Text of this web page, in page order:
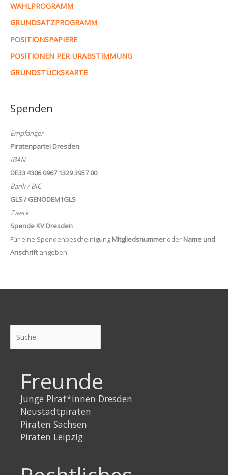
WAHLPROGRAMM
GRUNDSATZPROGRAMM
POSITIONSPAPIERE
POSITIONEN PER URABSTIMMUNG
GRUNDSTÜCKSKARTE
Spenden
Empfänger
Piratenpartei Dresden
IBAN
DE33 4306 0967 1329 3957 00
Bank / BIC
GLS / GENODEM1GLS
Zweck
Spende KV Dresden
Für eine Spendenbescheinigung Mitgliedsnummeroder Name und
Anschriftangeben.
Freunde
Junge Pirat*innen Dresden
Neustadtpiraten
Piraten Sachsen
Piraten Leipzig